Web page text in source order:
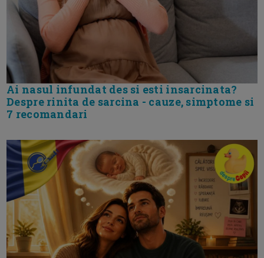
Ai nasul infundat des si esti insarcinata?
Despre rinita de sarcina - cauze, simptome si
7 recomandari